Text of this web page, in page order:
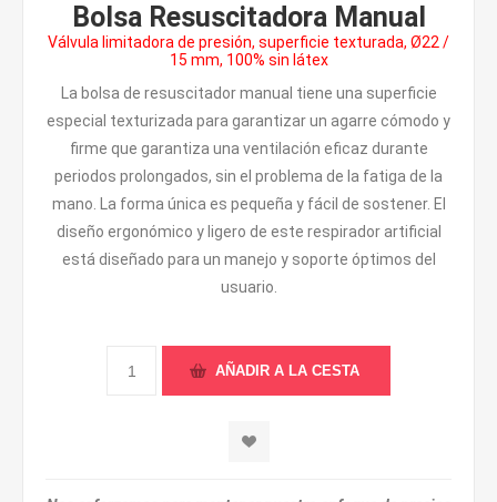
Bolsa Resuscitadora Manual
Válvula limitadora de presión, superficie texturada, Ø22 /
15 mm, 100% sin látex
La bolsa de resuscitador manual tiene una superficie
especial texturizada para garantizar un agarre cómodo y
firme que garantiza una ventilación eficaz durante
periodos prolongados, sin el problema de la fatiga de la
mano. La forma única es pequeña y fácil de sostener. El
diseño ergonómico y ligero de este respirador artificial
está diseñado para un manejo y soporte óptimos del
usuario.